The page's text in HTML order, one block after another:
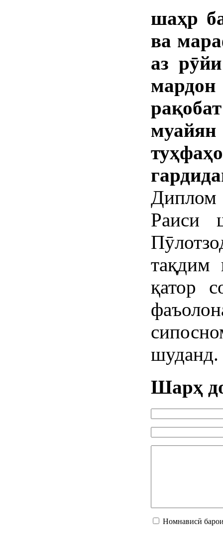
шаҳр
ва
аз
Диплом
Раиси
тақдим
қатор
шуданд.
Шарҳ
Номнависӣ